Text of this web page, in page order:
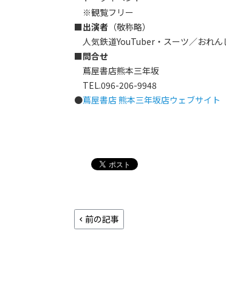
※観覧フリー
■出演者 （敬称略）
人気鉄道YouTuber・スーツ／おれん
■問合せ
蔦屋書店熊本三年坂
TEL.096-206-9948
●蔦屋書店 熊本三年坂店ウェブサイト
前の記事